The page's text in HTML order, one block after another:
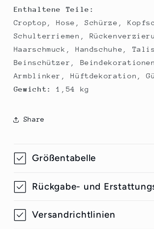
Enthaltene Teile:
Croptop, Hose, Schürze,
Schulterriemen,
Haarschmuck, Handschuhe,
Beinschützer,
Armblinker, Hüftdekoration,
Gewicht:1,54 kg
Share
Größentabelle
Rückgabe- und
Versandrichtlinien